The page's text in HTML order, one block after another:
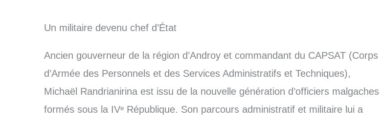
Un militaire devenu chef d’État
Ancien gouverneur de la région d’Androy et commandant du CAPSAT (Corps
d’Armée des Personnels et des Services Administratifs et Techniques),
Michaël Randrianirina est issu de la nouvelle génération d’officiers malgaches
formés sous la IVᵉ République. Son parcours administratif et militaire lui a